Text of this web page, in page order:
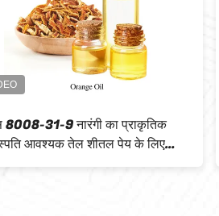
CAS 8015-97-2 प्राकृतिक वनस्पति
आवश्यक तेल 99% आवश्यक तेल खाद्य स्वाद
के लिए लौंग का तेल